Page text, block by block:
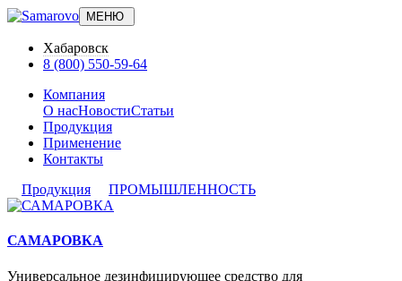
МЕНЮ
Хабаровск
8 (800) 550-59-64
Компания
О насНовостиСтатьи
Продукция
Применение
Контакты
Продукция
ПРОМЫШЛЕННОСТЬ
САМАРОВКА
Универсальное дезинфицирующее средство для